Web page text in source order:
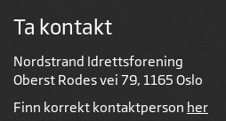
Ta kontakt
Nordstrand Idrettsforening
Oberst Rodes vei 79, 1165 Oslo
Finn korrekt kontaktperson her